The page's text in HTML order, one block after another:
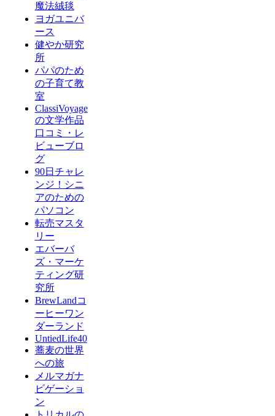
魔法絨毯
ヨガユニバ
ース
健やか研究
所
パパのため
の子育て教
室
ClassiVoyage
の文学作品
口コミ・レ
ビューブロ
グ
90日チャレ
ンジ！シニ
アのための
パソコン
転売マスタ
リー
エバーバ
ズ・マーケ
ティング研
究所
BrewLandコ
ーヒーワン
ダーランド
UntiedLife40
蕎麦の世界
への旅
メルマガナ
ビゲーショ
ン